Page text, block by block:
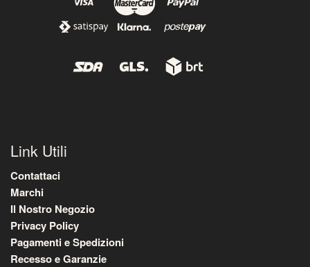
Link Utili
Contattaci
Marchi
Il Nostro Negozio
Privacy Policy
Pagamenti e Spedizioni
Recesso e Garanzie